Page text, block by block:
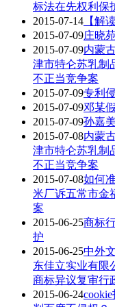
标法在先权利保
2015-07-14 【解
2015-07-09庄晓
2015-07-09内蒙
津市特仑苏乳制
不正当竞争案
2015-07-09专利
2015-07-09邓某
2015-07-09孙嘉
2015-07-08内蒙
津市特仑苏乳制
不正当竞争案
2015-07-08如何
米厂诉五常市金
案
2015-06-25商标
护
2015-06-25中外
东佳立实业有限
商标异议复审行
2015-06-24